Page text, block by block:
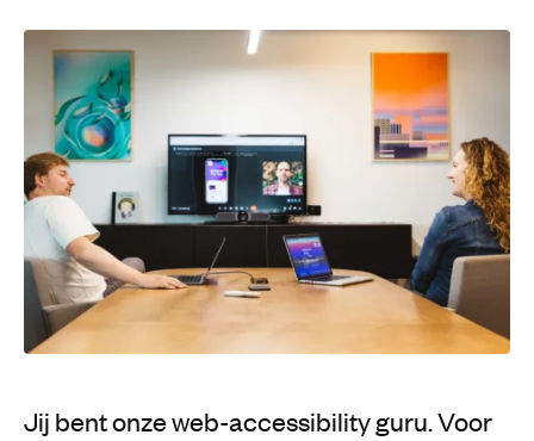
Jij bent onze web-accessibility guru. Voor